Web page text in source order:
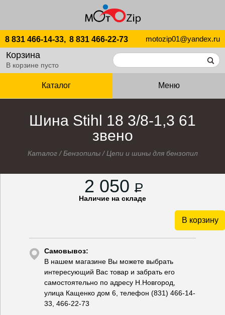
8 831 466-14-33, 8 831 466-22-73 motozip01@yandex.ru
Корзина
В корзине пусто
Каталог Меню
Шина Stihl 18 3/8-1,3 61
звено
Каталог/Бензопилы/Цепи и шины для бензопил
2 050 P
Наличие на складе
В корзину
Самовывоз:
В нашем магазине Вы можете выбрать
интересующий Вас товар и забрать его
самостоятельно по адресу Н.Новгород,
улица Кащенко дом 6, телефон (831) 466-14-
33, 466-22-73